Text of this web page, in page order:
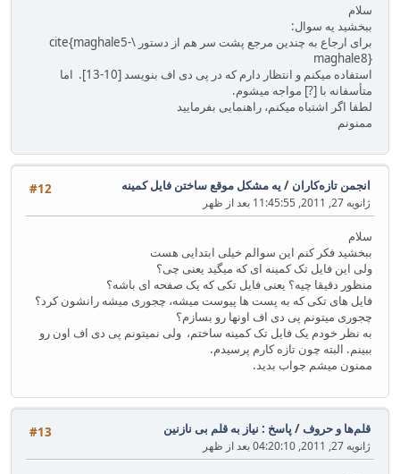
سلام
ببخشید یه سوال:
برای ارجاع به چندین مرجع پشت سر هم از دستور \cite{maghale5-
maghale8}
استفاده میکنم و انتظار دارم که در پی دی اف بنویسد [10-13]. اما
متأسفانه با [?] مواجه میشوم.
لطفا اگر اشتباه میکنم، راهنمایی بفرمایید
ممنونم
#12 انجمن تازه‌کاران / یه مشکل موقع ساختن فایل کمینه
ژانویه 27, 2011, 11:45:55 بعد از ظهر
سلام
ببخشید فکر کنم این سوالم خیلی ابتدایی هست
ولی این فایل تک کمینه ای که میگید یعنی چی؟
منظور دقیقا چیه؟ یعنی فایل تکی که یک صفحه ای باشه؟
فایل های تکی که به پست ها پیوست میشه، چجوری میشه رانشون کرد؟
چجوری میتونم پی دی اف اونها رو بسازم؟
به نظر خودم یک فایل تک کمینه ساختم، ولی نمیتونم پی دی اف اون رو
ببینم. البته چون تازه کارم پرسیدم.
ممنون میشم جواب بدید.
#13 قلم‌ها و حروف/ پاسخ : نیاز به قلم بی نازنین
ژانویه 27, 2011, 04:20:10 بعد از ظهر